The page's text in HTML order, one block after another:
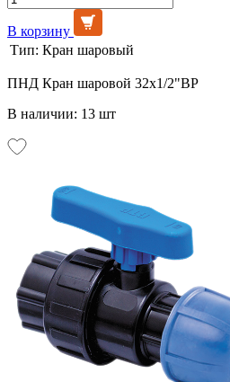
В корзину
Тип: Кран шаровый
ПНД Кран шаровой 32х1/2"ВР
В наличии: 13 шт